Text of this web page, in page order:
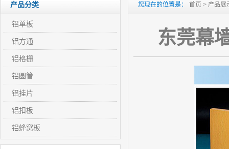
产品分类
铝单板
铝方通
铝格栅
铝圆管
铝挂片
铝扣板
铝蜂窝板
您现在的位置是： 首页 > 产品展
东莞幕